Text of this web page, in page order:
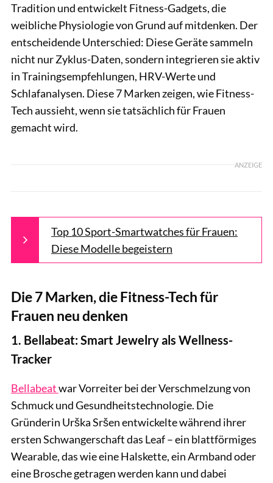
Tradition und entwickelt Fitness-Gadgets, die
weibliche Physiologie von Grund auf mitdenken. Der
entscheidende Unterschied: Diese Geräte sammeln
nicht nur Zyklus-Daten, sondern integrieren sie aktiv
in Trainingsempfehlungen, HRV-Werte und
Schlafanalysen. Diese 7 Marken zeigen, wie Fitness-
Tech aussieht, wenn sie tatsächlich für Frauen
gemacht wird.
ANZEIGE
Top 10 Sport-Smartwatches für Frauen:
Diese Modelle begeistern
Die 7 Marken, die Fitness-Tech für
Frauen neu denken
1. Bellabeat: Smart Jewelry als Wellness-
Tracker
Bellabeatwar Vorreiter bei der Verschmelzung von
Schmuck und Gesundheitstechnologie. Die
Gründerin Urška Sršen entwickelte während ihrer
ersten Schwangerschaft das Leaf – ein blattförmiges
Wearable, das wie eine Halskette, ein Armband oder
eine Brosche getragen werden kann und dabei